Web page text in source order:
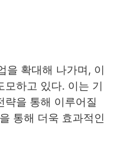
을 확대해 나가며, 이
모하고 있다. 이는 기
략을 통해 이루어질
통해 더욱 효과적인